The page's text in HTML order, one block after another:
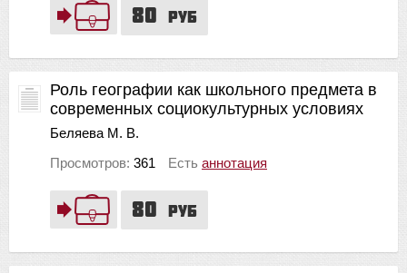
80 руб
80 руб
Роль географии как школьного предмета в
современных социокультурных условиях
Беляева М. В.
Просмотров: 361 Есть аннотация